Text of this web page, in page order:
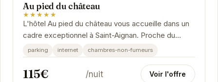
Au pied du château
★★★★★
L'hôtel Au pied du château vous accueille dans un
cadre exceptionnel à Saint-Aignan. Proche du
célèbre château, il offre des chambres...
parking internet chambres-non-fumeurs
115€ /nuit Voir l'offre